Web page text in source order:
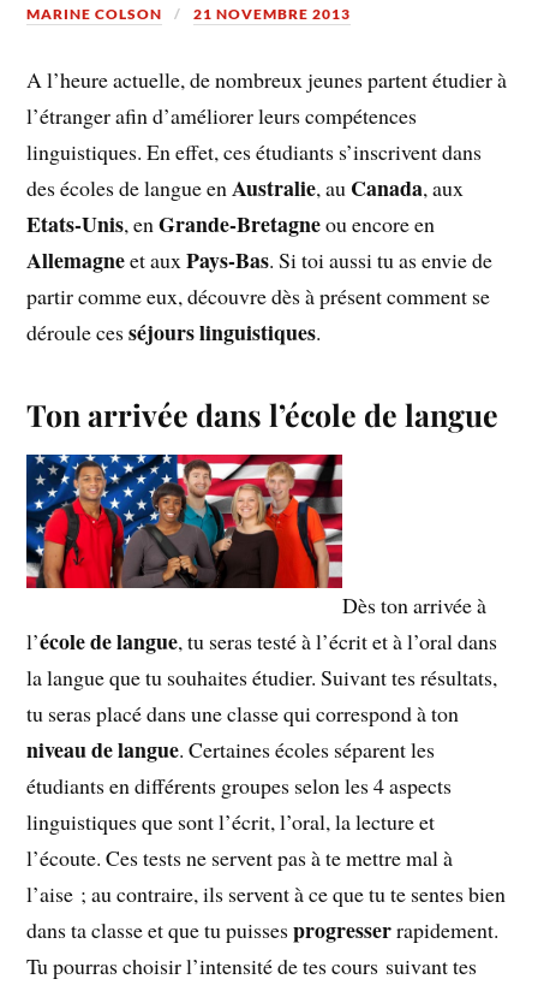
MARINE COLSON 21 NOVEMBRE 2013
A l’heure actuelle, de nombreux jeunes partent étudier à
l’étranger afin d’améliorer leurs compétences
linguistiques. En effet, ces étudiants s’inscrivent dans
des écoles de langue enAustralie, au Canada, aux
Etats-Unis, enGrande-Bretagneou encore en
Allemagneet auxPays-Bas. Si toi aussi tu as envie de
partir comme eux, découvre dès à présent comment se
déroule cesséjours linguistiques.
Ton arrivée dans l’école de langue
Dès ton arrivée à
l’école de langue, tu seras testé à l’écrit et à l’oral dans
la langue que tu souhaites étudier. Suivant tes résultats,
tu seras placé dans une classe qui correspond à ton
niveau de langue. Certaines écoles séparent les
étudiants en différents groupes selon les 4 aspects
linguistiques que sont l’écrit, l’oral, la lecture et
l’écoute. Ces tests ne servent pas à te mettre mal à
l’aise ; au contraire, ils servent à ce que tu te sentes bien
dans ta classe et que tu puissesprogresserrapidement.
Tu pourras choisir l’intensité de tes cours suivant tes